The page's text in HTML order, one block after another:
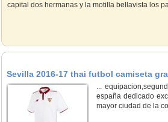
capital dos hermanas y la motilla bellavista los
Sevilla 2016-17 thai futbol camiseta
...
españa dedicado
mayor ciudad de la